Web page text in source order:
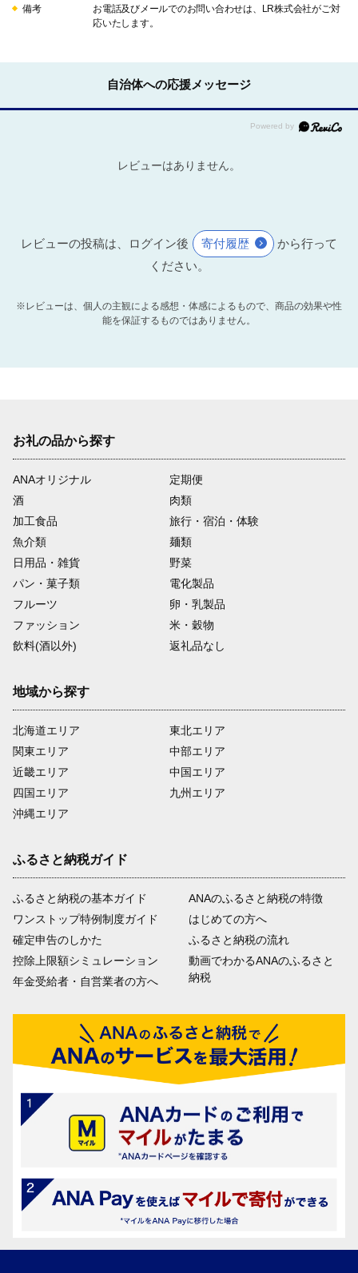
備考
お電話及びメールでのお問い合わせは、LR株式会社がご対
応いたします。
自治体への応援メッセージ
レビューはありません。
レビューの投稿は、ログイン後 寄付履歴
から行って
ください。
※レビューは、個人の主観による感想・体感によるもので、商品の効果や性
能を保証するものではありません。
お礼の品から探す
ANAオリジナル
定期便
酒
肉類
加工食品
旅行・宿泊・体験
魚介類
麺類
日用品・雑貨
野菜
パン・菓子類
電化製品
フルーツ
卵・乳製品
ファッション
米・穀物
飲料(酒以外)
返礼品なし
地域から探す
北海道エリア
関東エリア
近畿エリア
四国エリア
沖縄エリア
東北エリア
中部エリア
中国エリア
九州エリア
ふるさと納税ガイド
ふるさと納税の基本ガイド
ワンストップ特例制度ガイド
確定申告のしかた
控除上限額シミュレーション
年金受給者・自営業者の方へ
ANAのふるさと納税の特徴
はじめての方へ
ふるさと納税の流れ
動画でわかるANAのふるさと
納税